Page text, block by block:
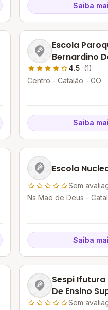
Saiba
Escola
Bernardino
4.5 (1)
Centro - Catalão - GO
Saiba
Escola
Sem
Ns Mae de Deus -
Saiba
Sespi
De Ensino
Profissional
Sem